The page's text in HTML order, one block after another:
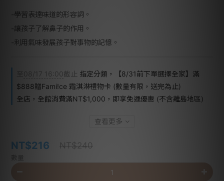
-學習表達味道的形容詞。
-讓孩子了解鼻子的作用。
-利用氣味發展孩子對事物的記憶。
08/17 16:00截止 指定分類，【8/31前下單選擇全家】滿
$888贈Fami!ce 霜淇淋禮物卡 (數量有限，送完為止)
全店，全館消費滿NT$1,000，即享免運優惠 (不含離島地區)
查看更多
NT$216 NT$240